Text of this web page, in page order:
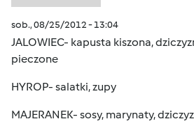
sob., 08/25/2012 - 13:04
JALOWIEC- kapusta kiszona,
pieczone
HYROP- salatki, zupy
MAJERANEK- sosy, marynaty,